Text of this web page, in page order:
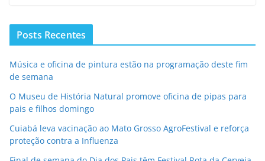
Posts Recentes
Música e oficina de pintura estão na programação deste fim
de semana
O Museu de História Natural promove oficina de pipas para
pais e filhos domingo
Cuiabá leva vacinação ao Mato Grosso AgroFestival e reforça
proteção contra a Influenza